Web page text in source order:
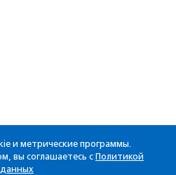
и метрические программы.
вы соглашаетесь с Политикой